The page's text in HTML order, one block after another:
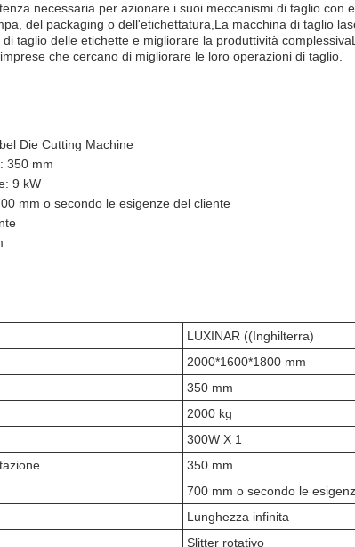
necessaria per azionare i suoi meccanismi di taglio con
del packaging o dell'etichettatura,La macchina di taglio
taglio delle etichette e migliorare la produttività
che cercano di migliorare le loro operazioni di taglio.
Die Cutting Machine
350 mm
9 kW
mm o secondo le esigenze del cliente
LUXINAR ((Inghilterra)
2000*1600*1800 mm
350 mm
2000 kg
300W X 1
350 mm
700 mm o secondo le
Lunghezza infinita
Slitter rotativo